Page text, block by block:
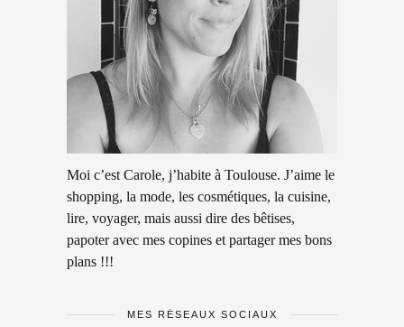
Moi c’est Carole, j’habite à Toulouse. J’aime le
shopping, la mode, les cosmétiques, la cuisine,
lire, voyager, mais aussi dire des bêtises,
papoter avec mes copines et partager mes bons
plans !!!
MES RÉSEAUX SOCIAUX